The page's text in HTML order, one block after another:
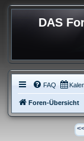
DAS
FAQ
Foren-Übersicht